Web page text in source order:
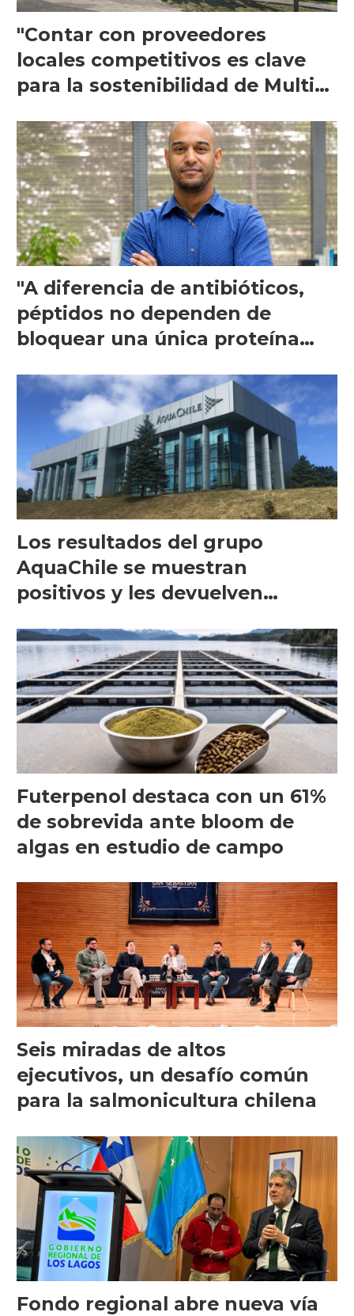
"Contar con proveedores
locales competitivos es clave
para la sostenibilidad de Multi
"A diferencia de antibióticos,
péptidos no dependen de
bloquear una única proteína
Los resultados del grupo
AquaChile se muestran
positivos y les devuelven
Futerpenol destaca con un 61%
de sobrevida ante bloom de
algas en estudio de campo
Seis miradas de altos
ejecutivos, un desafío común
para la salmonicultura chilena
Fondo regional abre nueva vía